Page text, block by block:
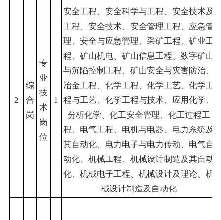
2
综
合
岗
专
业
技
术
岗
位
1
安全工程、安全科学与工程、安全技术及
工程、安全技术、安全管理工程、应急管
理、安全与应急管理、采矿工程、矿业工
程、矿山机电、矿山信息工程、数字矿山
与沉陷控制工程、矿山安全与灾害防治、
冶金工程、化学工程、化学工艺、化学工
程与工艺、化学工程与技术、应用化学、
分析化学、化工安全管理、化工过程工
程、电气工程、电机与电器、电力系统及
其自动化、电力电子与电力传动、电气自
动化、机械工程、机械设计制造及其自动
化、机械电子工程、机械设计及理论、机
械设计制造及自动化